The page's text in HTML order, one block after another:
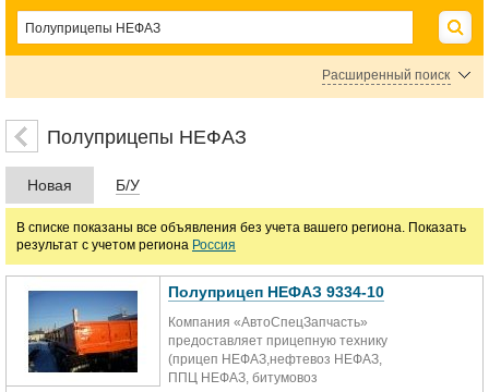
Расширенный поиск
Полуприцепы с жестким кузовом НЕФАЗ
Полуприцепы-платформы НЕФАЗ
Цена
руб.
Полуприцепы НЕФАЗ
Новая Б/У
В списке показаны все объявления без учета вашего региона. Показать
результат с учетом региона Россия
Полуприцеп НЕФАЗ 9334-10
Компания «АвтоСпецЗапчасть»
предоставляет прицепную технику
(прицеп НЕФАЗ,нефтевоз НЕФАЗ,
ППЦ НЕФАЗ, битумовоз